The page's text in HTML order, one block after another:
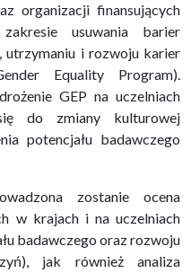
organizacji finansujących
usuwania barier
utrzymaniu i rozwoju karier
Equality Program).
GEP na uczelniach
do zmiany kulturowej
potencjału badawczego
zostanie ocena
w krajach i na uczelniach
badawczego oraz rozwoju
jak również analiza